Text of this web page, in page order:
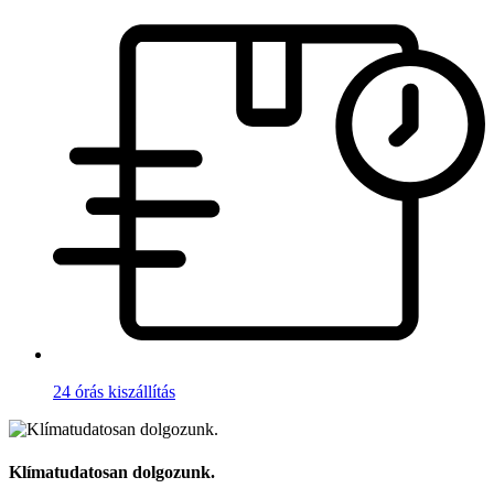
24 órás kiszállítás
Klímatudatosan dolgozunk.